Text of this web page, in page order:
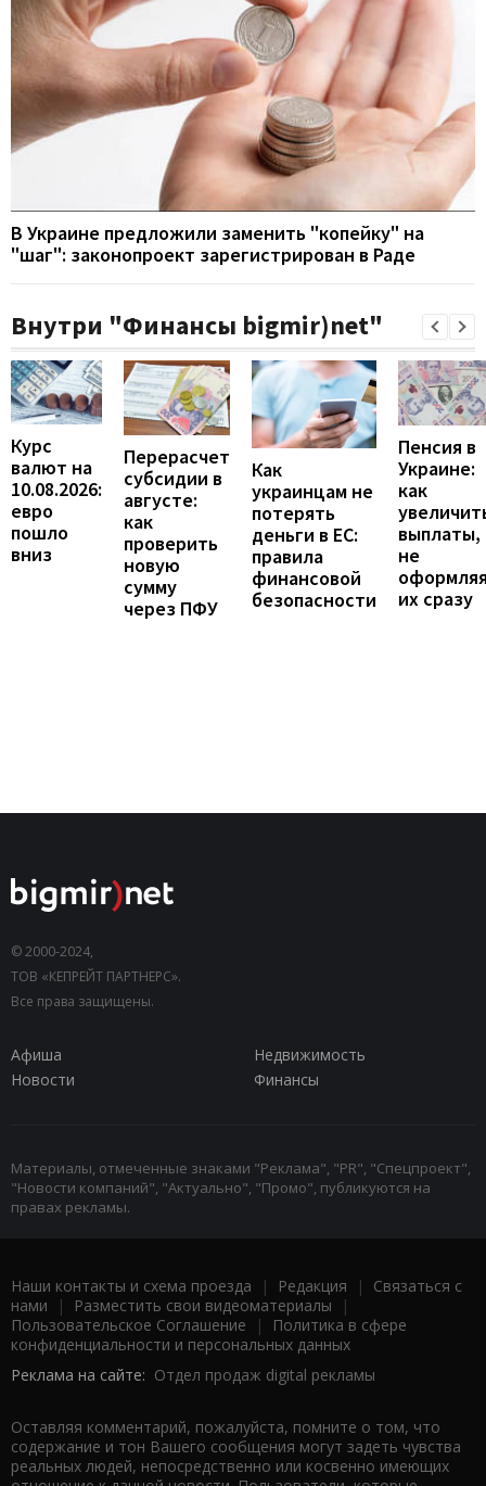
В Украине предложили заменить "копейку" на
"шаг": законопроект зарегистрирован в Раде
Внутри "Финансы bigmir)net"
Курс
валют на
10.08.2026:
евро
пошло
вниз
Перерасчет
субсидии в
августе:
как
проверить
новую
сумму
через ПФУ
Как
украинцам не
потерять
деньги в ЕС:
правила
финансовой
безопасности
Пенсия в
Украине:
как
выплаты,
не
их сразу
© 2000-2024,
ТОВ «КЕПРЕЙТ ПАРТНЕРС».
Все права защищены.
Афиша
Недвижимость
Новости
Финансы
Материалы, отмеченные знаками "Реклама", "PR", "Спецпроект",
"Новости компаний", "Актуально", "Промо", публикуются на
правах рекламы.
Наши контакты и схема проезда | Редакция | Связаться с
нами | Разместить свои видеоматериалы |
Пользовательское Соглашение |
Политика в сфере
конфиденциальности и персональных данных
Реклама на сайте: Отдел продаж digital рекламы
Оставляя комментарий, пожалуйста, помните о том, что
содержание и тон Вашего сообщения могут задеть чувства
реальных людей, непосредственно или косвенно имеющих